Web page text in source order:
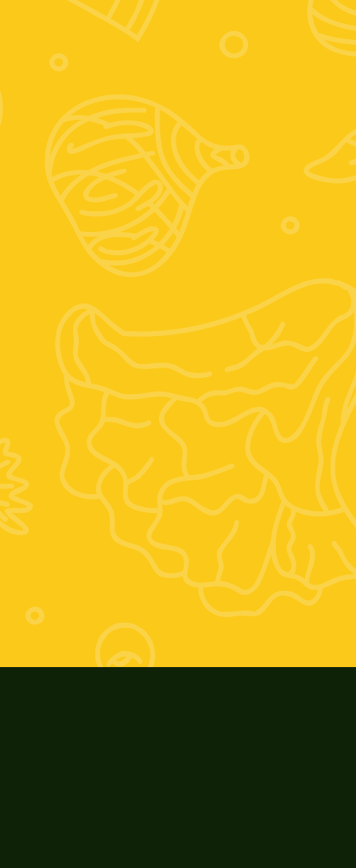
Contattaci:
+39 389 674 9889
Zooagricolafiore@alice.it
Scrivici su whatsapp
Seguici sui social
Instagram
Facebook
Posizione:
Vocabolo mario villani, 6, 01028 Orte VT
Orario estivo:
Giovedì 17-20; Venerdì 9-13 e 17-20;
Sabato 9-13
Orario invernale:
Giovedì 16-19; Venerdì 9-13 e 16-19;
Sabato: 9-13